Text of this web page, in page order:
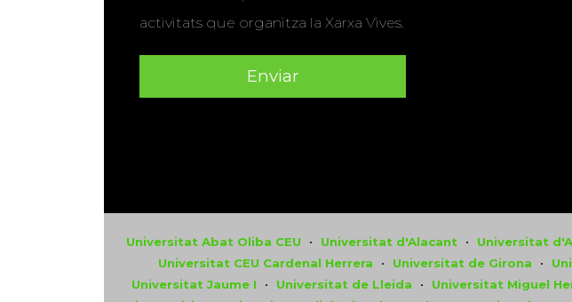
activitats que organitza la Xarxa Vives.
Universitat Abat Oliba CEU • Universitat d'Alacant • Universitat
Universitat CEU Cardenal Herrera • Universitat de Girona •
Universitat Jaume I • Universitat de Lleida • Universitat Miguel